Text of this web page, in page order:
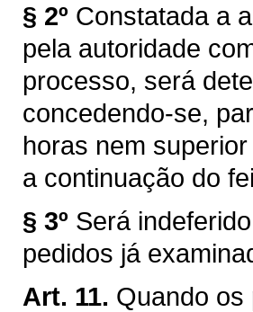
§ 2º Constatada a
pela autoridade
processo, será
concedendo-se,
horas nem
a continuação do
§ 3º Será
pedidos já
Art. 11. Quando os